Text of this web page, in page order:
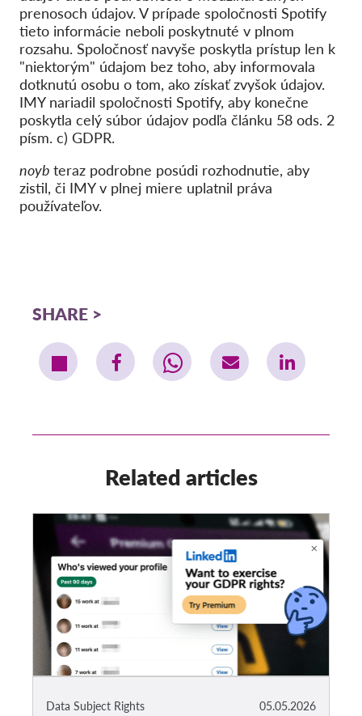
prenosoch údajov. V prípade spoločnosti Spotify
tieto informácie neboli poskytnuté v plnom
rozsahu. Spoločnosť navyše poskytla prístup len k
"niektorým" údajom bez toho, aby informovala
dotknutú osobu o tom, ako získať zvyšok údajov.
IMY nariadil spoločnosti Spotify, aby konečne
poskytla celý súbor údajov podľa článku 58 ods. 2
písm. c) GDPR.
noyb teraz podrobne posúdi rozhodnutie, aby
zistil, či IMY v plnej miere uplatnil práva
používateľov.
SHARE
Related articles
05.05.2026
Data Subject Rights